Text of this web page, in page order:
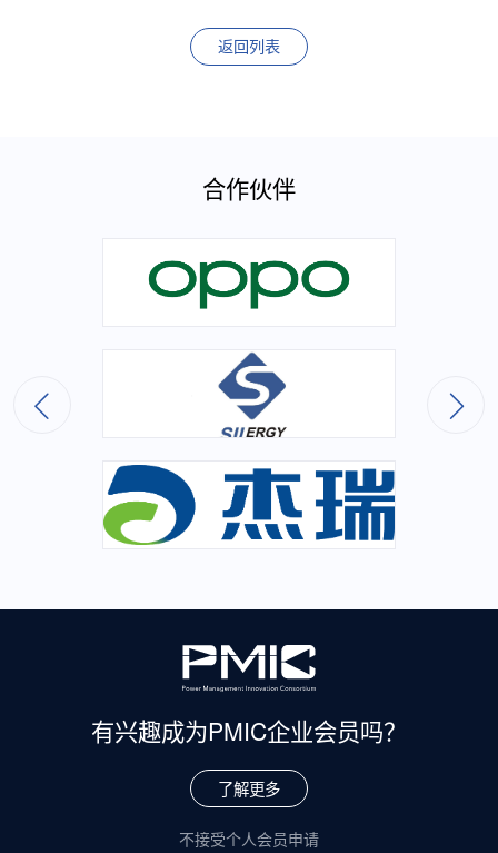
返回列表
合作伙伴
有兴趣成为PMIC企业会员吗？
了解更多
不接受个人会员申请